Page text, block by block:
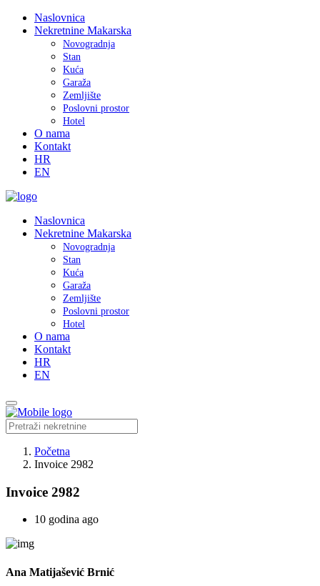
Naslovnica
Nekretnine Makarska
Novogradnja
Stan
Kuća
Garaža
Zemljište
Poslovni prostor
Hotel
O nama
Kontakt
HR
EN
Naslovnica
Nekretnine Makarska
Novogradnja
Stan
Kuća
Garaža
Zemljište
Poslovni prostor
Hotel
O nama
Kontakt
HR
EN
Početna
Invoice 2982
Invoice 2982
10 godina ago
Ana Matijašević Brnić